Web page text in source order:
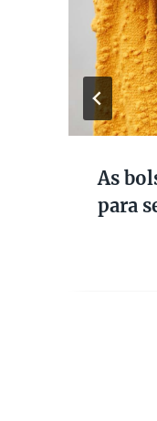
As
para